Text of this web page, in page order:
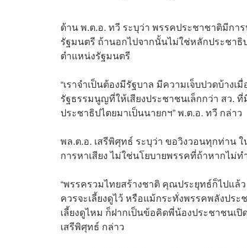
ด้าน พ.ต.อ. ทวี ระบุว่า พรรคประชาชาติมีกา
รัฐมนตรี ถ้านอกไปจากนั้นไม่ใช่หลักประชาธิ
ตำแหน่งรัฐมนตรี
“เราจำเป็นต้องมีรัฐบาล มีความเจ็บปวดบ้าง
รัฐธรรมนูญที่ให้เสียงประชาชนเล็กกว่า สว.
ประชาธิปไตยมาเป็นนายกฯ” พ.ต.อ. ทวี กล่าว
พล.ต.อ. เสรีพิศุทธ์ ระบุว่า ขอวิงวอนทุกท่าน ใ
การหาเสียง ไม่ใช่นโยบายพรรคที่ถ้าหากไม่
“พรรครวมไทยสร้างชาติ คุณประยุทธ์ก็ไปแล้
ควรจะเลี้ยงดูไว้ หรือแม้กระทั่งพรรคพลังปร
เลี้ยงดูไหม ก็ฝากเป็นข้อคิดพี่น้องประชาชนเ
เสรีพิศุทธ์ กล่าว